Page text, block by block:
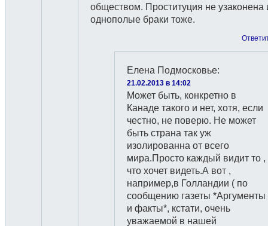
обществом. Проституция не узаконена
однополые браки тоже.
Елена Подмосковье:
21.02.2013 в 14:02
Может быть, конкретно в
Канаде такого и нет, хотя, если
честно, не поверю. Не может
быть страна так уж
изолированна от всего
мира.Просто каждый видит то ,
что хочет видеть.А вот ,
например,в Голландии ( по
сообщению газеты *Аргументы
и факты*, кстати, очень
уважаемой в нашей